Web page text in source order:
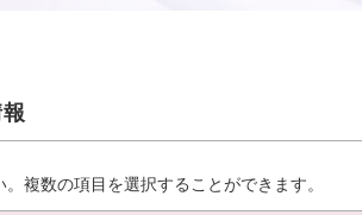
複数の項目を選択することができます。